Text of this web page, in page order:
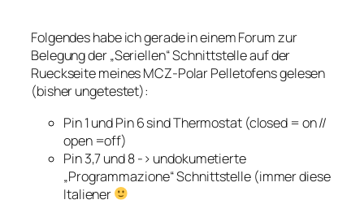
Folgendes habe ich gerade in einem Forum zur
Belegung der „Seriellen“ Schnittstelle auf der
Rueckseite meines MCZ-Polar Pelletofens gelesen
(bisher ungetestet):
Pin 1 und Pin 6 sind Thermostat (closed = on //
open =off)
Pin 3,7 und 8 -> undokumetierte
„Programmazione“ Schnittstelle (immer diese
Italiener